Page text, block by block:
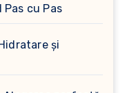
Pas cu Pas
și